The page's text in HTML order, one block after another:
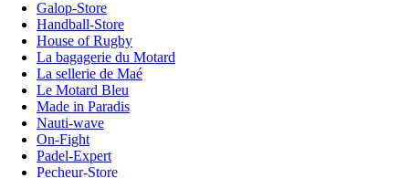
Galop-Store
Handball-Store
House of Rugby
La bagagerie du Motard
La sellerie de Maé
Le Motard Bleu
Made in Paradis
Nauti-wave
On-Fight
Padel-Expert
Pecheur-Store